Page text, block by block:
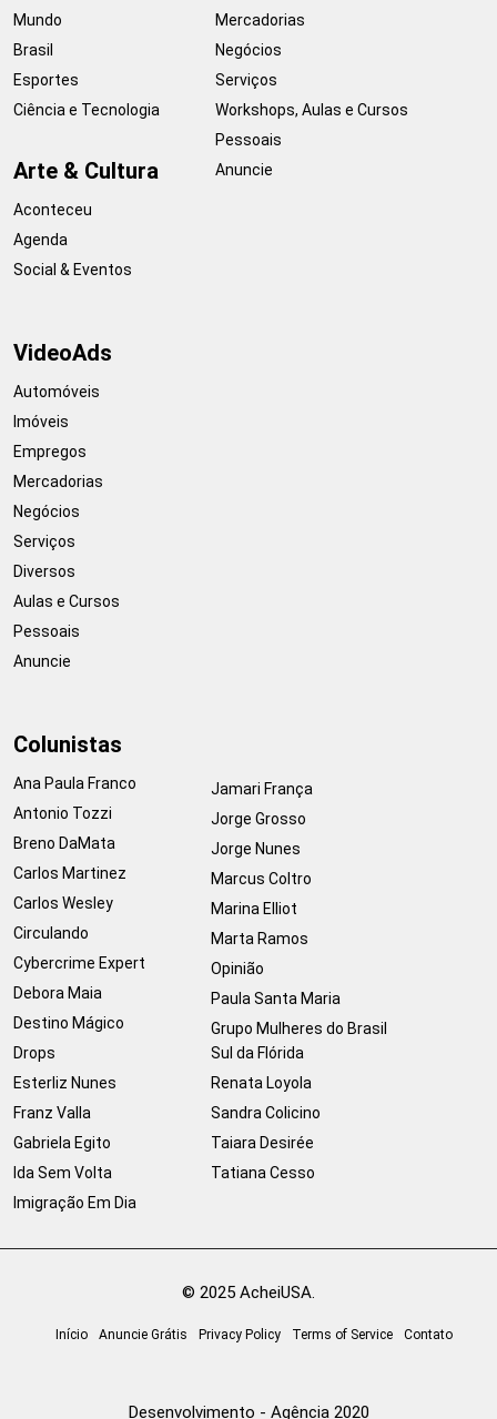
Mundo
Brasil
Esportes
Ciência e Tecnologia
Arte & Cultura
Aconteceu
Agenda
Social & Eventos
Mercadorias
Negócios
Serviços
Workshops, Aulas e Cursos
Pessoais
Anuncie
VideoAds
Automóveis
Imóveis
Empregos
Mercadorias
Negócios
Serviços
Diversos
Aulas e Cursos
Pessoais
Anuncie
Colunistas
Ana Paula Franco
Antonio Tozzi
Breno DaMata
Carlos Martinez
Carlos Wesley
Circulando
Cybercrime Expert
Debora Maia
Destino Mágico
Drops
Esterliz Nunes
Franz Valla
Gabriela Egito
Ida Sem Volta
Imigração Em Dia
Jamari França
Jorge Grosso
Jorge Nunes
Marcus Coltro
Marina Elliot
Marta Ramos
Opinião
Paula Santa Maria
Grupo Mulheres do Brasil
Sul da Flórida
Renata Loyola
Sandra Colicino
Taiara Desirée
Tatiana Cesso
© 2025 AcheiUSA.
Início Anuncie Grátis Privacy Policy Terms of Service Contato
Desenvolvimento - Agência 2020